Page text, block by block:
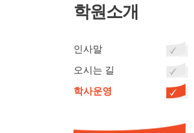
학원소개
인사말
오시는 길
학사운영